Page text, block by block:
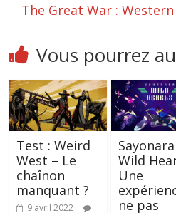
The Great War :
Vous pourrez
Test : Weird
West – Le
chaînon
manquant ?
9 avril 2022
Sayonara
Wild
Une
ne pas